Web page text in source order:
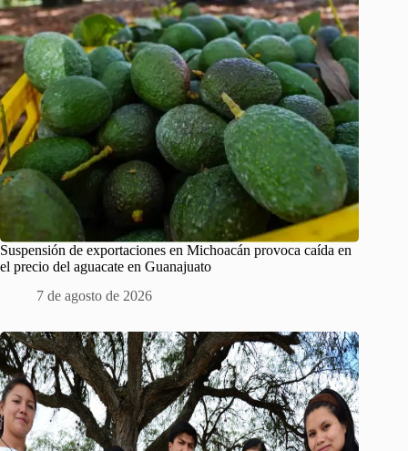
Suspensión de exportaciones en Michoacán provoca caída en
el precio del aguacate en Guanajuato
7 de agosto de 2026